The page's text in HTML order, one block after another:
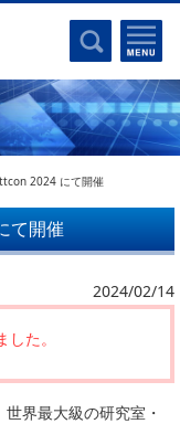
ロンティア
2024 にて開催
て開催
2024/02/14
た。
界最大級の研究室・